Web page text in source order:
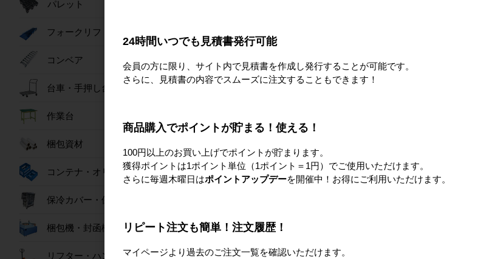
出張修理は基本的に、1日何人のスタッフを派遣するかによって費用が決
その場合、どの台車を何台、どのような修理を行なったか不明な場合、
そのような不安を解消するために、写真と修理内容を記載した修理レポー
買い取りに関しましてはこちらをご参照ください。
パレット
フォークリフトスロープ
コンベア
台車・手押し台車
作業台
梱包資材
コンテナ・オリコン
保冷カバー・保冷ボックス
梱包機・封函機
リフター・ハンドパレット
24時間いつでも見積書発行可能
会員の方に限り、サイト内で見積書を作成し発行することが可能です。
さらに、見積書の内容でスムーズに注文することもできます！
商品購入でポイントが貯まる！使える！
100円以上のお買い上げでポイントが貯まります。
獲得ポイントは1ポイント単位（1ポイント＝1円）でご使用いただけます。
さらに毎週木曜日はポイントアップデーを開催中！お得にご利用いただけます。
リピート注文も簡単！注文履歴！
マイページより過去のご注文一覧を確認いただけます。